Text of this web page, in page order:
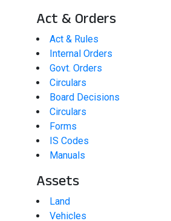
Act & Orders
Act & Rules
Internal Orders
Govt. Orders
Circulars
Board Decisions
Circulars
Forms
IS Codes
Manuals
Assets
Land
Vehicles